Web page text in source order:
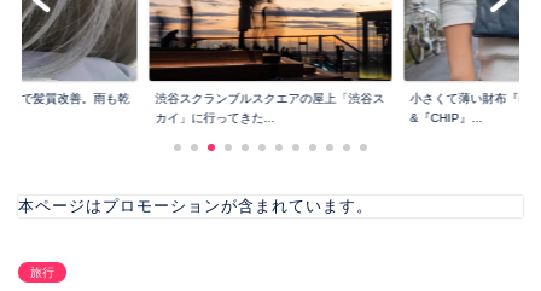
』で髪質改善。雨も乾
渋谷スクランブルスクエアの屋上「渋谷ス
カイ」に行ってきた...
小さくて薄い財布『
&『CHIP』...
本ページはプロモーションが含まれています。
旅行